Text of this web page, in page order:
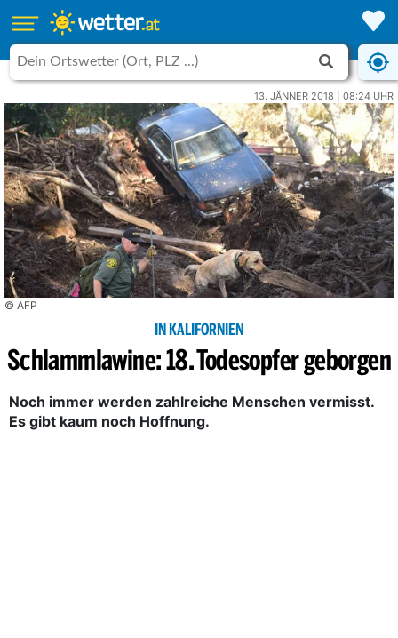
13. JÄNNER 2018 | 08:24 UHR
© AFP
IN KALIFORNIEN
Schlammlawine: 18. Todesopfer geborgen
Noch immer werden zahlreiche Menschen vermisst.
Es gibt kaum noch Hoffnung.